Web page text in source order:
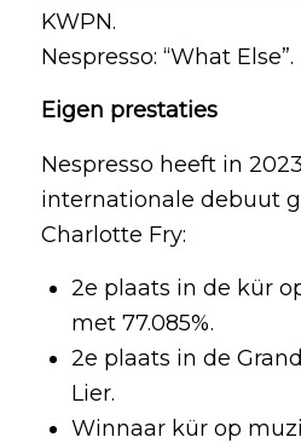
KWPN.
Nespresso: “What Else”.
Eigen prestaties
Nespresso heeft in
internationale debuut
Charlotte Fry:
2e plaats in de kür
met 77.085%.
2e plaats in de
Lier.
Winnaar kür op